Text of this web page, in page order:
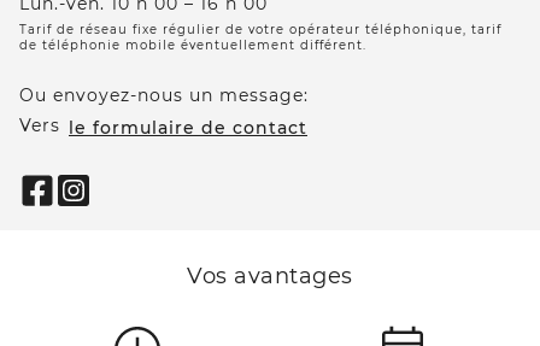
Tarif de réseau fixe régulier de votre opérateur téléphonique, tarif
de téléphonie mobile éventuellement différent.
Ou envoyez-nous un message:
Vers
le formulaire de contact
Vos avantages